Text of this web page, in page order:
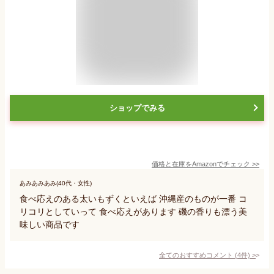
ショップでみる
価格と在庫をAmazonでチェック >>
あみあみあみ(40代・女性)
食べ応えのある太いもずくといえば 沖縄産のものが一番 コ
リコリとしていって 食べ応えがあります 磯の香りも漂う美
味しい商品です
全てのおすすめコメント (4件) >